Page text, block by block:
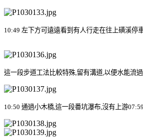
10:49 左下方可遠遠看到有人行走在往上磺溪停
這一段步道工法比較特殊 留有溝道 以便水能流過
10:50 通過小木橋 這一段番坑瀑布 沒有上游07:59